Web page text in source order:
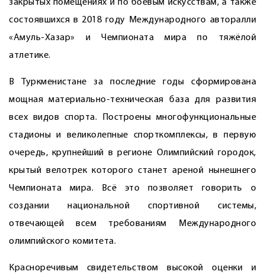
закрытых помещениях и по боевым искусствам, а также
состоявшихся в 2018 году Международного авторалли
«Амуль-Хазар» и Чемпионата мира по тяжёлой
атлетике.
В Туркменистане за последние годы сформирована
мощная материально-техническая база для развития
всех видов спорта. Построены многофункциональные
стадионы и великолепные спорткомплексы, в первую
очередь, крупнейший в регионе Олимпийский городок,
крытый велотрек которого станет ареной нынешнего
Чемпионата мира. Всё это позволяет говорить о
создании национальной спортивной системы,
отвечающей всем требованиям Международного
олимпийского комитета.
Красноречивым свидетельством высокой оценки и